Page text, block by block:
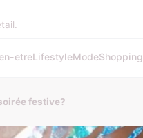
etreLifestyleModeShopping
festive?